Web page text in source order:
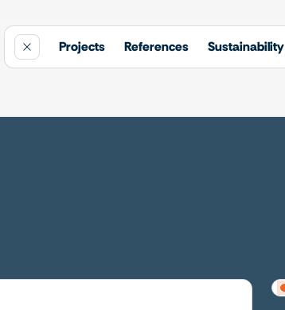
Projects References Sustainability